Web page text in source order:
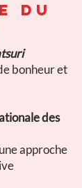
DU
bonheur et
des
approche